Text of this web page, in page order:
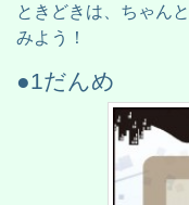
ときどきは、ちゃんと
みよう！
●1だんめ